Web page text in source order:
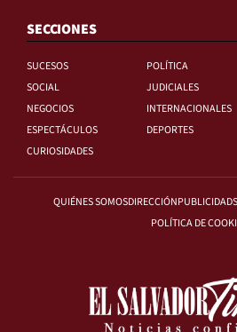
SECCIONES
SUCESOS
POLÍTICA
SOCIAL
JUDICIALES
NEGOCIOS
INTERNACIONALES
ESPECTÁCULOS
DEPORTES
CURIOSIDADES
QUIÉNES SOMOSDIRECCIÓNPUBLICIDAD
POLÍTICA DE